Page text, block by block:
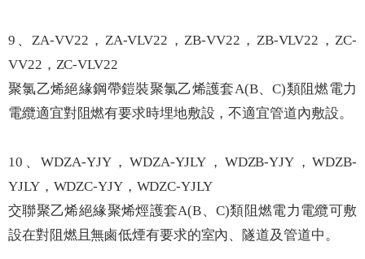
9、ZA-VV22，ZA-VLV22，ZB-VV22，ZB-VLV22，ZC-
VV22，ZC-VLV22
聚氯乙烯絕緣鋼帶鎧裝聚氯乙烯護套A(B、C)類阻燃電力
電纜適宜對阻燃有要求時埋地敷設，不適宜管道內敷設。
10、WDZA-YJY，WDZA-YJLY，WDZB-YJY，WDZB-
YJLY，WDZC-YJY，WDZC-YJLY
交聯聚乙烯絕緣聚烯烴護套A(B、C)類阻燃電力電纜可敷
設在對阻燃且無鹵低煙有要求的室內、隧道及管道中。